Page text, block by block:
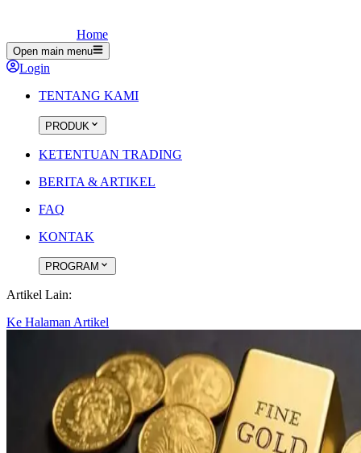
Home
Open main menu
Login
TENTANG KAMI
PRODUK
KETENTUAN TRADING
BERITA & ARTIKEL
FAQ
KONTAK
PROGRAM
Artikel Lain:
Ke Halaman Artikel